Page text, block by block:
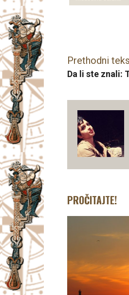
Prethodni
Da li ste znali:
PROČITAJTE!